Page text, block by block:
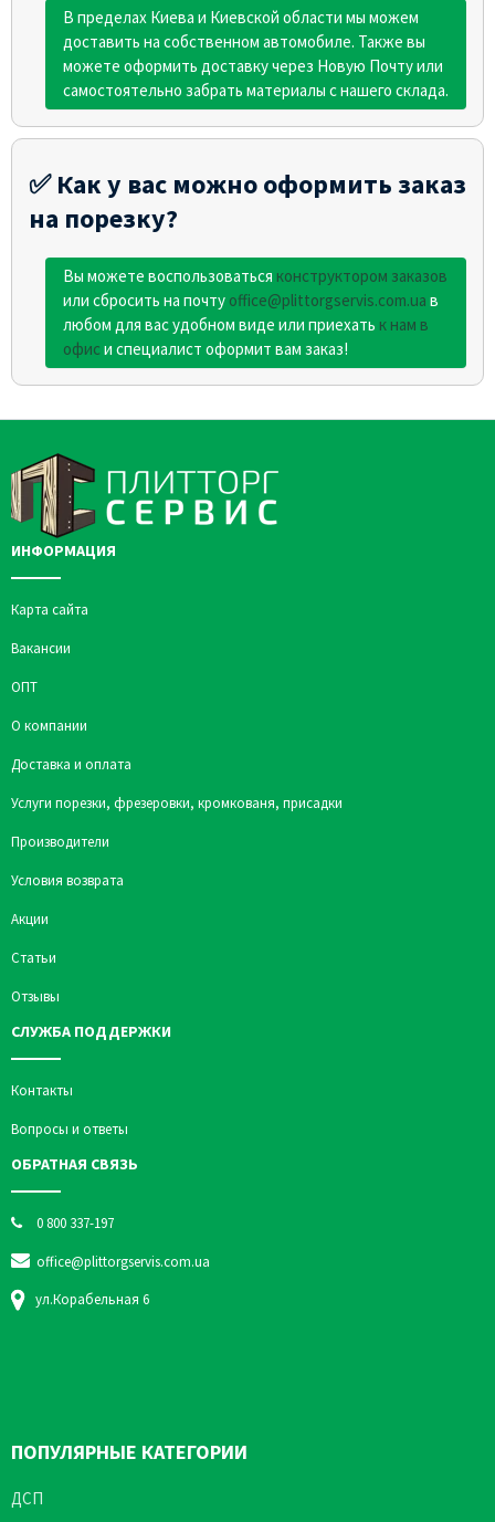
В пределах Киева и Киевской области мы можем
доставить на собственном автомобиле. Также вы
можете оформить доставку через Новую Почту или
самостоятельно забрать материалы с нашего склада.
✅ Как у вас можно оформить заказ
на порезку?
Вы можете воспользоваться конструктором заказов
или сбросить на почту office@plittorgservis.com.ua в
любом для вас удобном виде или приехать к нам в
офис и специалист оформит вам заказ!
ИНФОРМАЦИЯ
Карта сайта
Вакансии
ОПТ
О компании
Доставка и оплата
Услуги порезки, фрезеровки, кромкованя, присадки
Производители
Условия возврата
Акции
Статьи
Отзывы
СЛУЖБА ПОДДЕРЖКИ
Контакты
Вопросы и ответы
ОБРАТНАЯ СВЯЗЬ
0 800 337-197
office@plittorgservis.com.ua
ул.Корабельная 6
ПОПУЛЯРНЫЕ КАТЕГОРИИ
ДСП